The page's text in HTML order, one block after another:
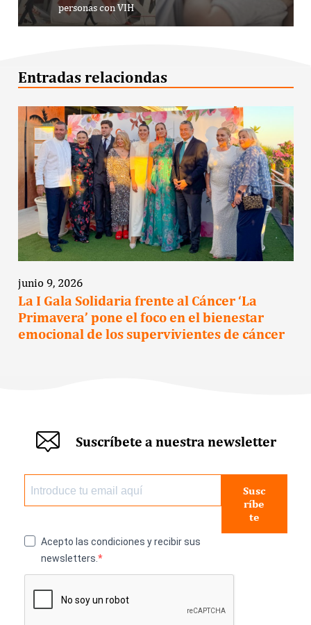
personas con VIH
Entradas relaciondas
junio 9, 2026
La I Gala Solidaria frente al Cáncer ‘La
Primavera’ pone el foco en el bienestar
emocional de los supervivientes de cáncer
Suscríbete a nuestra newsletter
Susc
ríbe
te
Acepto las condiciones y recibir sus
newsletters.